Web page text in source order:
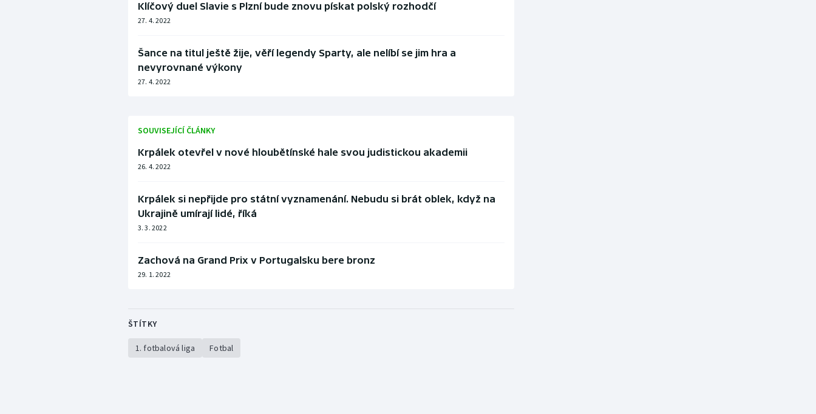
Klíčový duel Slavie s Plzní bude znovu pískat polský rozhodčí
27. 4. 2022
Šance na titul ještě žije, věří legendy Sparty, ale nelíbí se jim hra a
nevyrovnané výkony
27. 4. 2022
SOUVISEJÍCÍ ČLÁNKY
Krpálek otevřel v nové hloubětínské hale svou judistickou akademii
26. 4. 2022
Krpálek si nepřijde pro státní vyznamenání. Nebudu si brát oblek, když na
Ukrajině umírají lidé, říká
3. 3. 2022
Zachová na Grand Prix v Portugalsku bere bronz
29. 1. 2022
ŠTÍTKY
1. fotbalová liga Fotbal